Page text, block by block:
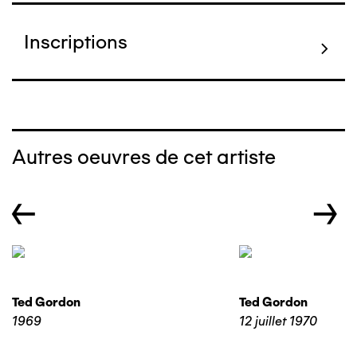
Inscriptions
Autres oeuvres de cet artiste
← →
Ted Gordon
1969
Ted Gordon
12 juillet 1970